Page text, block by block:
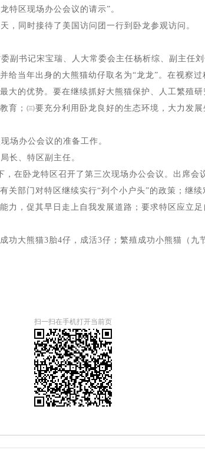
特区现场办公会议的请示”。
，同时接待了美国访问团一行到卧龙参观访问。
副书记宋宝瑞、人大常委会主任杨析综、副主任
当年出身的大熊猫幼仔取名为“龙龙”。在视察
大的优势。要在继续抓好大熊猫保护、人工繁殖
育；㈢要充分利用卧龙良好的生态环境，大力发
场办公会议的准备工作。
长、特区副主任。
在卧龙特区召开了第三次现场办公会议。出席会
关部门对特区继续实行“列个小户头”的政策；继
力，促其早日走上自我发展道路；要求特区应立
功大熊猫3胎4仔，成活3仔；繁殖成功小熊猫（
扫一扫在手机打开当前页